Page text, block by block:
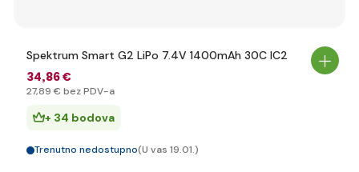
Spektrum Smart G2 LiPo 7.4V 1400mAh 30C IC2
34,86 €
27,89 € bez PDV-a
+ 34 bodova
Trenutno nedostupno(U vas 19.01.)